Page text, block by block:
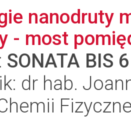
nanodruty
- most
SONATA BIS 6
dr hab.